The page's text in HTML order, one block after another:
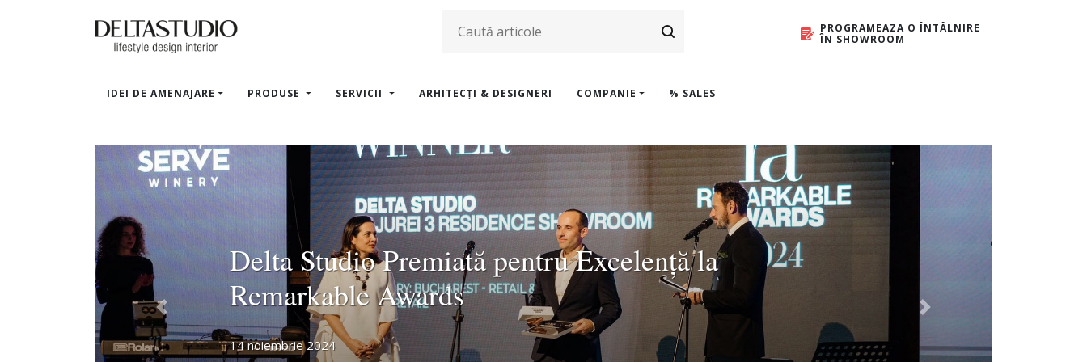
PROGRAMEAZA O ÎNTÂLNIRE
ÎN SHOWROOM
IDEI DE AMENAJARE PRODUSE SERVICII ARHITECȚI & DESIGNERI COMPANIE % SALES
Delta Studio Premiată pentru Excelență la
Remarkable Awards
14 noiembrie 2024
Previous Next